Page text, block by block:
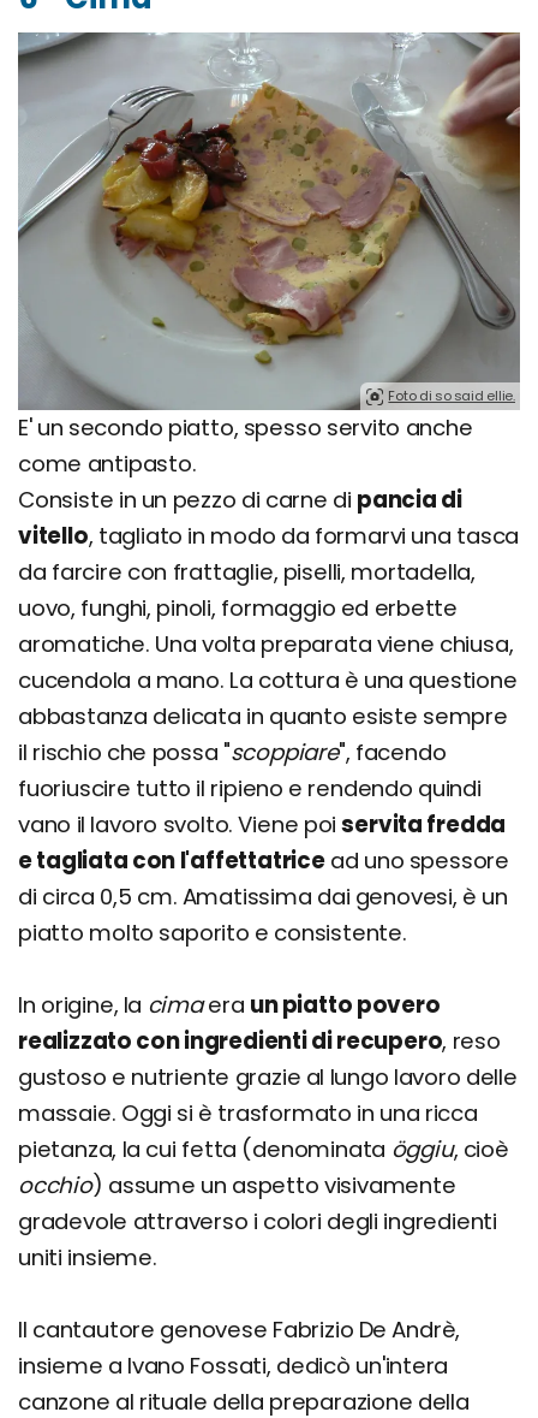
Foto di so said ellie.
E' un secondo piatto, spesso servito anche
come antipasto.
Consiste in un pezzo di carne di pancia di
vitello, tagliato in modo da formarvi una tasca
da farcire con frattaglie, piselli, mortadella,
uovo, funghi, pinoli, formaggio ed erbette
aromatiche. Una volta preparata viene chiusa,
cucendola a mano. La cottura è una questione
abbastanza delicata in quanto esiste sempre
il rischio che possa "scoppiare", facendo
fuoriuscire tutto il ripieno e rendendo quindi
vano il lavoro svolto. Viene poiservita fredda
e tagliata con l'affettatricead uno spessore
di circa 0,5 cm. Amatissima dai genovesi, è un
piatto molto saporito e consistente.
In origine, la cimaera un piatto povero
realizzato con ingredienti di recupero, reso
gustoso e nutriente grazie al lungo lavoro delle
massaie. Oggi si è trasformato in una ricca
pietanza, la cui fetta (denominata öggiu, cioè
occhio) assume un aspetto visivamente
gradevole attraverso i colori degli ingredienti
uniti insieme.
Il cantautore genovese Fabrizio De Andrè,
insieme a Ivano Fossati, dedicò un'intera
canzone al rituale della preparazione della